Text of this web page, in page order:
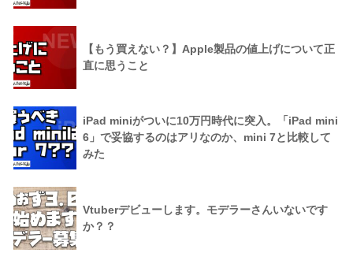
【もう買えない？】Apple製品の値上げについて正
直に思うこと
iPad miniがついに10万円時代に突入。「iPad mini
6」で妥協するのはアリなのか、mini 7と比較して
みた
Vtuberデビューします。モデラーさんいないです
か？？